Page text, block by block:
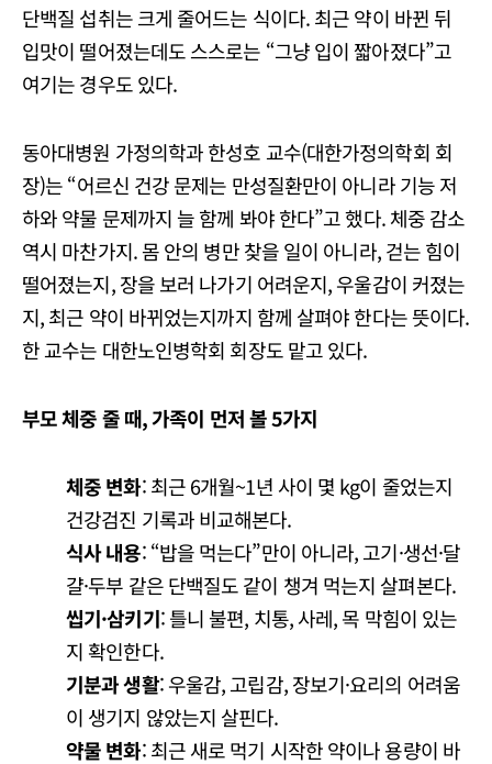
단백질 섭취는 크게 줄어드는 식이다. 최근 약이 바뀐 뒤
입맛이 떨어졌는데도 스스로는 “그냥 입이 짧아졌다”고
여기는 경우도 있다.
동아대병원 가정의학과 한성호 교수(대한가정의학회 회
장)는 “어르신 건강 문제는 만성질환만이 아니라 기능 저
하와 약물 문제까지 늘 함께 봐야 한다”고 했다. 체중 감소
역시 마찬가지. 몸 안의 병만 찾을 일이 아니라, 걷는 힘이
떨어졌는지, 장을 보러 나가기 어려운지, 우울감이 커졌는
지, 최근 약이 바뀌었는지까지 함께 살펴야 한다는 뜻이다.
한 교수는 대한노인병학회 회장도 맡고 있다.
부모 체중 줄 때, 가족이 먼저 볼 5가지
체중 변화: 최근 6개월~1년 사이 몇 kg이 줄었는지
건강검진 기록과 비교해본다.
식사 내용: “밥을 먹는다”만이 아니라, 고기·생선·달
걀·두부 같은 단백질도 같이 챙겨 먹는지 살펴본다.
씹기·삼키기: 틀니 불편, 치통, 사레, 목 막힘이 있는
지 확인한다.
기분과 생활: 우울감, 고립감, 장보기·요리의 어려움
이 생기지 않았는지 살핀다.
약물 변화: 최근 새로 먹기 시작한 약이나 용량이 바